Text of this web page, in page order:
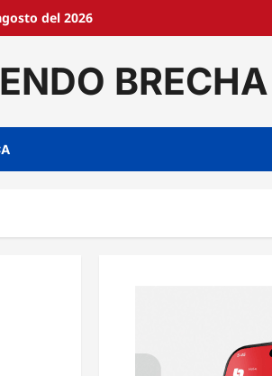
del 2026
BRECHA